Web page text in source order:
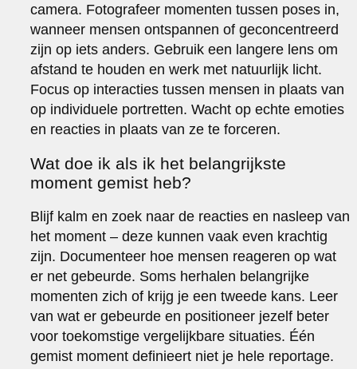
camera. Fotografeer momenten tussen poses in,
wanneer mensen ontspannen of geconcentreerd
zijn op iets anders. Gebruik een langere lens om
afstand te houden en werk met natuurlijk licht.
Focus op interacties tussen mensen in plaats van
op individuele portretten. Wacht op echte emoties
en reacties in plaats van ze te forceren.
Wat doe ik als ik het belangrijkste
moment gemist heb?
Blijf kalm en zoek naar de reacties en nasleep van
het moment – deze kunnen vaak even krachtig
zijn. Documenteer hoe mensen reageren op wat
er net gebeurde. Soms herhalen belangrijke
momenten zich of krijg je een tweede kans. Leer
van wat er gebeurde en positioneer jezelf beter
voor toekomstige vergelijkbare situaties. Één
gemist moment definieert niet je hele reportage.